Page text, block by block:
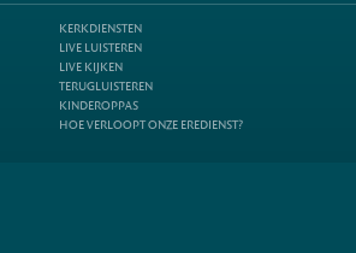
KERKDIENSTEN
LIVE LUISTEREN
LIVE KIJKEN
TERUGLUISTEREN
KINDEROPPAS
HOE VERLOOPT ONZE EREDIENST?